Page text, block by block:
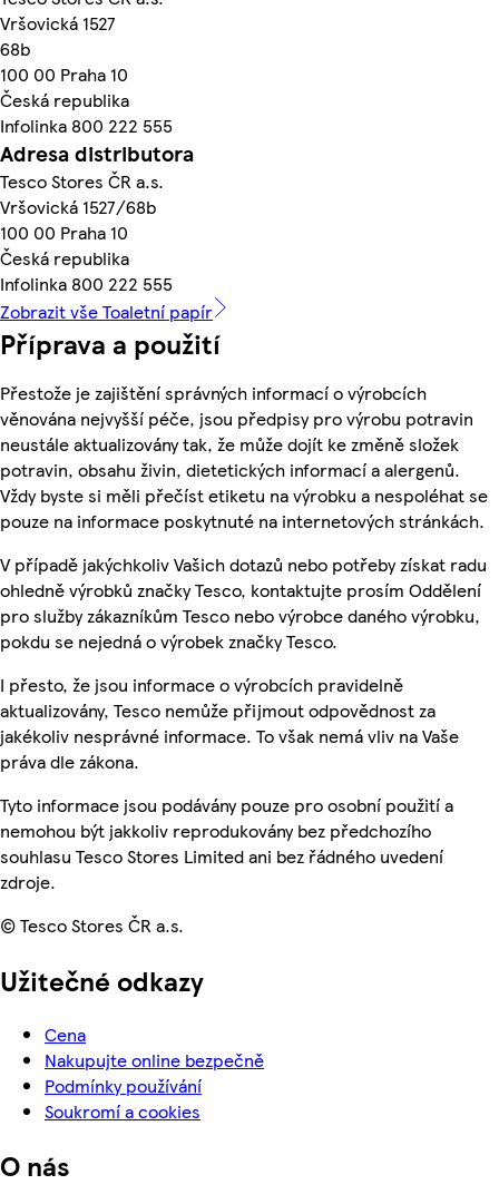
Vršovická 1527
68b
100 00 Praha 10
Česká republika
Infolinka 800 222 555
Adresa distributora
Tesco Stores ČR a.s.
Vršovická 1527/68b
100 00 Praha 10
Česká republika
Infolinka 800 222 555
Zobrazit vše Toaletní papír
Příprava a použití
Přestože je zajištění správných informací o výrobcích
věnována nejvyšší péče, jsou předpisy pro výrobu potravin
neustále aktualizovány tak, že může dojít ke změně složek
potravin, obsahu živin, dietetických informací a alergenů.
Vždy byste si měli přečíst etiketu na výrobku a nespoléhat se
pouze na informace poskytnuté na internetových stránkách.
V případě jakýchkoliv Vašich dotazů nebo potřeby získat radu
ohledně výrobků značky Tesco, kontaktujte prosím Oddělení
pro služby zákazníkům Tesco nebo výrobce daného výrobku,
pokdu se nejedná o výrobek značky Tesco.
I přesto, že jsou informace o výrobcích pravidelně
aktualizovány, Tesco nemůže přijmout odpovědnost za
jakékoliv nesprávné informace. To však nemá vliv na Vaše
práva dle zákona.
Tyto informace jsou podávány pouze pro osobní použití a
nemohou být jakkoliv reprodukovány bez předchozího
souhlasu Tesco Stores Limited ani bez řádného uvedení
zdroje.
© Tesco Stores ČR a.s.
Užitečné odkazy
Cena
Nakupujte online bezpečně
Podmínky používání
Soukromí a cookies
O nás